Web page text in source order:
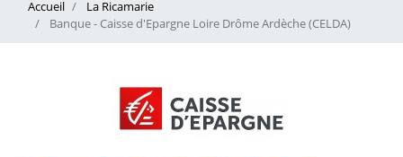
Accueil
La Ricamarie
Banque - Caisse d'Epargne Loire Drôme Ardèche (CELDA)